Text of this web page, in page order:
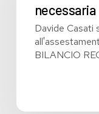
necessaria
Davide Casati
BILANCIO